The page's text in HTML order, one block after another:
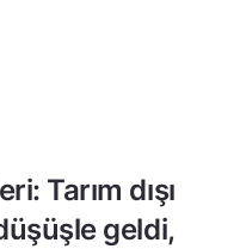
Tarım dışı
geldi,